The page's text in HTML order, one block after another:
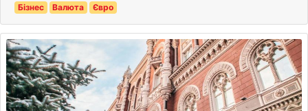
Бізнес Валюта Євро